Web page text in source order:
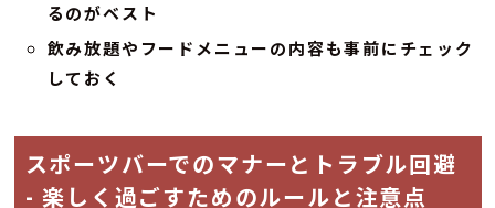
るのがベスト
飲み放題やフードメニューの内容も事前にチェック
しておく
スポーツバーでのマナーとトラブル回避
- 楽しく過ごすためのルールと注意点